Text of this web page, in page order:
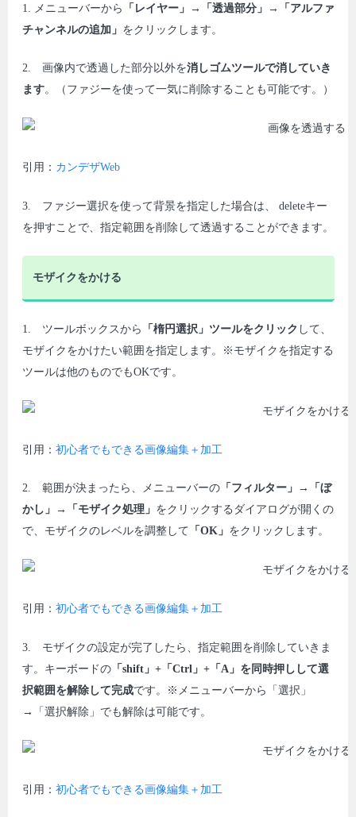
1. メニューバーから 「レイヤー」→「透過部分」→「アルファ
チャンネルの追加」 をクリックします。
2. 画像内で透過した部分以外を消しゴムツールで消していき
ます。（ファジーを使って一気に削除することも可能です。）
引用： カンデザWeb
3. ファジー選択を使って背景を指定した場合は、 deleteキー
を押すことで、指定範囲を削除して透過することができます。
モザイクをかける
1. ツールボックスから 「楕円選択」ツールをクリック して、
モザイクをかけたい範囲を指定します。※モザイクを指定する
ツールは他のものでもOKです。
引用： 初心者でもできる画像編集＋加工
2. 範囲が決まったら、メニューバーの「フィルター」→「ぼ
かし」→「モザイク処理」 をクリックするダイアログが開くの
で、モザイクのレベルを調整して 「OK」 をクリックします。
引用： 初心者でもできる画像編集＋加工
3. モザイクの設定が完了したら、指定範囲を削除していきま
す。キーボードの「shift」+「Ctrl」+「A」を同時押しして選
択範囲を解除して完成です。※メニューバーから「選択」
→「選択解除」でも解除は可能です。
引用： 初心者でもできる画像編集＋加工